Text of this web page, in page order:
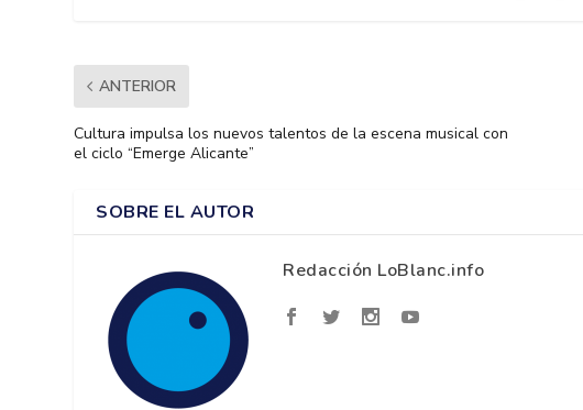
ANTERIOR
Cultura impulsa los nuevos talentos de la escena musical con
el ciclo “Emerge Alicante”
SOBRE EL AUTOR
Redacción LoBlanc.info